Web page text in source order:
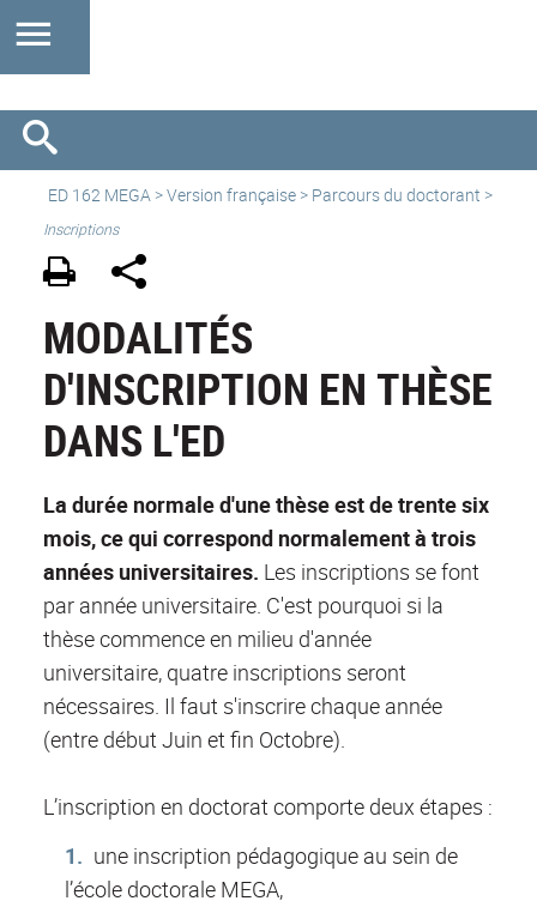
ED 162 MEGA >Version française > Parcours du doctorant >
Inscriptions
MODALITÉS
D'INSCRIPTION EN THÈSE
DANS L'ED
La durée normale d'une thèse est de trente six
mois, ce qui correspond normalement à trois
années universitaires. Les inscriptions se font
par année universitaire. C'est pourquoi si la
thèse commence en milieu d'année
universitaire, quatre inscriptions seront
nécessaires. Il faut s'inscrire chaque année
(entre début Juin et fin Octobre).
L’inscription en doctorat comporte deux étapes :
une inscription pédagogique au sein de
l’école doctorale MEGA,